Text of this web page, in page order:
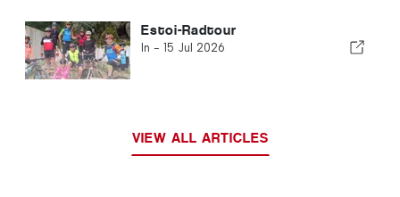
Estoi-Radtour
In - 15 Jul 2026
VIEW ALL ARTICLES